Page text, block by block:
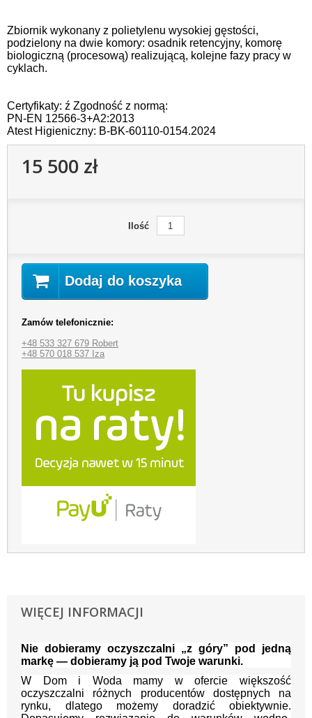
Zbiornik wykonany z polietylenu wysokiej gęstości,
podzielony na dwie komory: osadnik retencyjny, komorę
biologiczną (procesową) realizującą, kolejne fazy pracy w
cyklach.
Certyfikaty: ź Zgodność z normą:
PN-EN 12566-3+A2:2013
Atest Higieniczny: B-BK-60110-0154.2024
15 500 zł
Ilość
Dodaj do koszyka
Zamów telefonicznie:
+48 533 327 679 Robert
+48 570 018 537 Iza
WIĘCEJ INFORMACJI
Nie dobieramy oczyszczalni „z góry” pod jedną
markę — dobieramy ją pod Twoje warunki.
W Dom i Woda mamy w ofercie większość
oczyszczalni różnych producentów dostępnych na
rynku, dlatego możemy doradzić obiektywnie.